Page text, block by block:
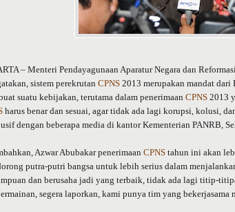
– Menteri Pendayagunaan Aparatur Negara dan
sistem perekrutan CPNS2013 merupakan mandat dari
suatu kebijakan, terutama dalam penerimaan CPNS2013
harus benar dan sesuai, agar tidak ada lagi korupsi, kolusi,
dengan beberapa media di kantor Kementerian PANRB,
Azwar Abubakar penerimaan CPNStahun ini akan
putra-putri bangsa untuk lebih serius dalam
dan berusaha jadi yang terbaik, tidak ada lagi titip-
segera laporkan, kami punya tim yang